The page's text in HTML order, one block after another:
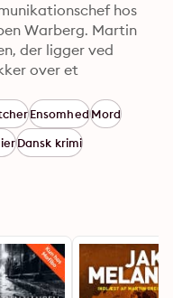
hos
Warberg. Martin
der ligger ved
over et
andet myrdes
som Esben har sat
kæmpe med livet
ved den
stadig spøger i
det er også historien
og et behov for at
EnsomhedMord
Dansk krimi